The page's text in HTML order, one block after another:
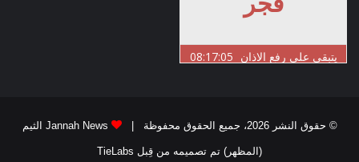
© حقوق النشر 2026، جميع الحقوق محفوظة | Jannah News الثيم
(المظهر) تم تصميمه من قِبل TieLabs